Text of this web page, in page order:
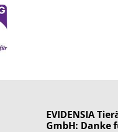
EVIDENSIA
GmbH: Danke